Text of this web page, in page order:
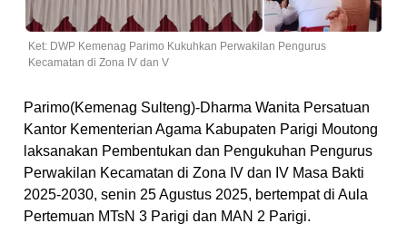
Ket: DWP Kemenag Parimo Kukuhkan Perwakilan Pengurus
Kecamatan di Zona IV dan V
Parimo(Kemenag Sulteng)-Dharma Wanita Persatuan
Kantor Kementerian Agama Kabupaten Parigi Moutong
laksanakan Pembentukan dan Pengukuhan Pengurus
Perwakilan Kecamatan di Zona IV dan IV Masa Bakti
2025-2030, senin 25 Agustus 2025, bertempat di Aula
Pertemuan MTsN 3 Parigi dan MAN 2 Parigi.